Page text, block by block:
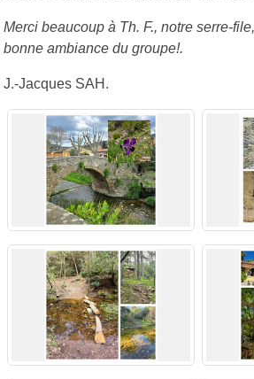
Merci beaucoup à Th. F., notre serre-
bonne ambiance du groupe!.
J.-Jacques SAH.